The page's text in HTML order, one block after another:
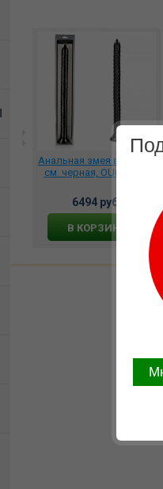
Анальная змея витая 50
см. черная, OU842BLK
6494 руб.
В КОРЗИНУ